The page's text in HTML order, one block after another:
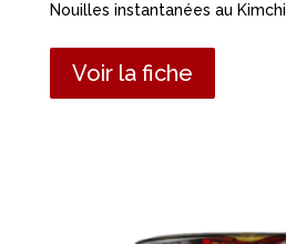
Nouilles instantanées au Kimchi
Voir la fiche